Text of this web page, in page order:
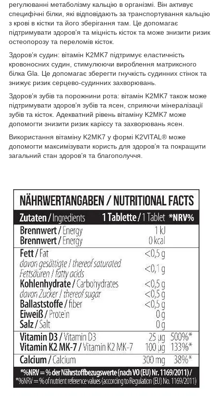
регулюванні метаболізму кальцію в організмі. Він активує
специфічні білки, які відповідають за транспортування кальцію
з крові в кістки та його зберігання там. Це допомагає
підтримувати здоров’я та міцність кісток та може знизити ризик
остеопорозу та переломів кісток.
Здоров’я судин: вітамін K2MK7 підтримує еластичність
кровоносних судин, стимулюючи вироблення матриксного
білка Gla. Це допомагає зберегти гнучкість судинних стінок та
знижує ризик серцево-судинних захворювань.
Здоров’я зубів та порожнини рота: вітамін K2MK7 також може
підтримувати здоров’я зубів та ясен, сприяючи мінералізації
зубів та кісток. Адекватний рівень вітаміну K2MK7 може
допомогти знизити ризик карієсу та захворювань ясен.
Використання вітаміну K2MK7 у формі K2VITAL® може
допомогти максимізувати користь для здоров’я та покращити
загальний стан здоров’я та благополуччя.